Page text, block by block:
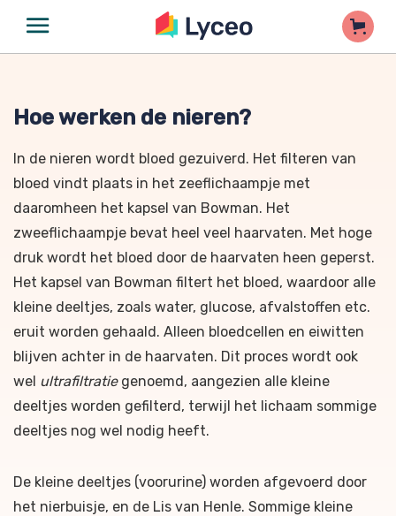
Hoe werken de nieren?
In de nieren wordt bloed gezuiverd. Het filteren van
bloed vindt plaats in het zeeflichaampje met
daaromheen het kapsel van Bowman. Het
zweeflichaampje bevat heel veel haarvaten. Met hoge
druk wordt het bloed door de haarvaten heen geperst.
Het kapsel van Bowman filtert het bloed, waardoor alle
kleine deeltjes, zoals water, glucose, afvalstoffen etc.
eruit worden gehaald. Alleen bloedcellen en eiwitten
blijven achter in de haarvaten. Dit proces wordt ook
wel ultrafiltratiegenoemd, aangezien alle kleine
deeltjes worden gefilterd, terwijl het lichaam sommige
deeltjes nog wel nodig heeft.
De kleine deeltjes (voorurine) worden afgevoerd door
het nierbuisje, en de Lis van Henle. Sommige kleine